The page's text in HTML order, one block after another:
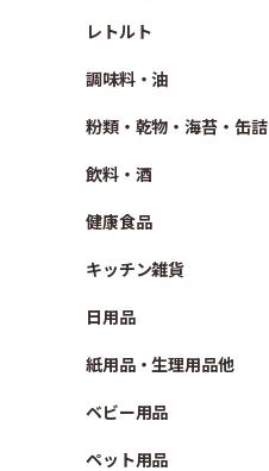
レトルト
調味料・油
粉類・乾物・海苔・缶詰
飲料・酒
健康食品
キッチン雑貨
日用品
紙用品・生理用品他
ベビー用品
ペット用品